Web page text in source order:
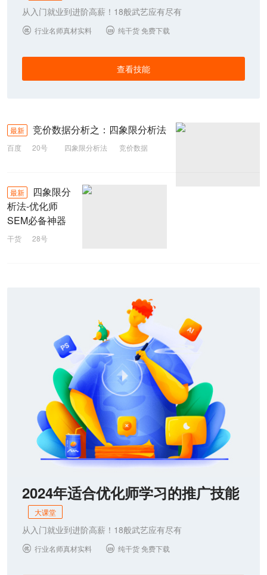
从入门就业到进阶高薪！18般武艺应有尽有
 行业名师真材实料  纯干货 免费下载
查看技能
最新 竞价数据分析之：四象限分析法
百度 20号 四象限分析法 竞价数据
最新
四象限分
析法-优化师
SEM必备神器
干货
28号
2024年适合优化师学习的推广技能
大课堂
从入门就业到进阶高薪！18般武艺应有尽有
 行业名师真材实料  纯干货 免费下载